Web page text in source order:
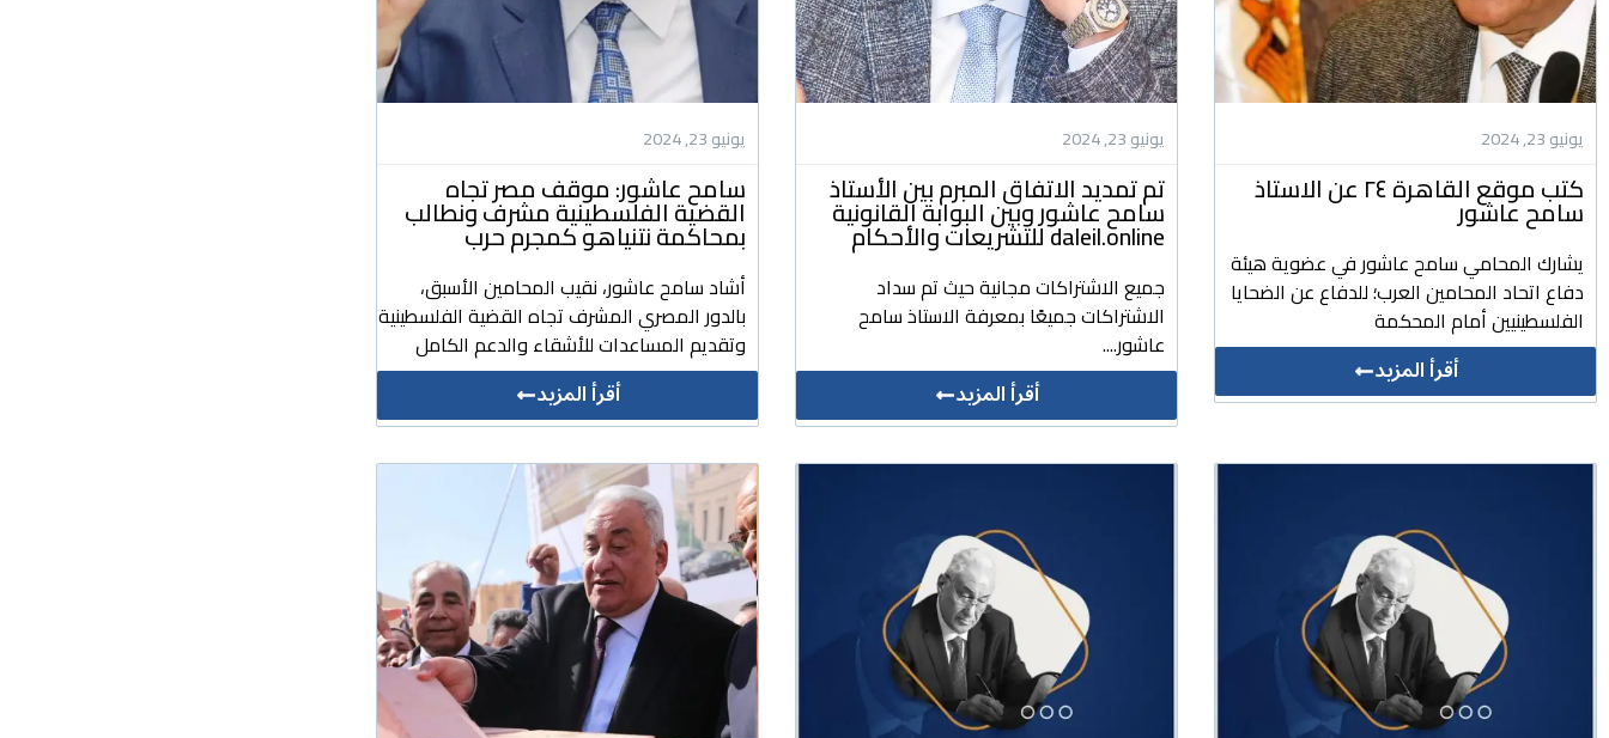
يونيو 23, 2024
كتب موقع القاهرة ٢٤ عن الاستاذ
سامح عاشور
يشارك المحامي سامح عاشور في عضوية هيئة
دفاع اتحاد المحامين العرب؛ للدفاع عن الضحايا
الفلسطينيين أمام المحكمة
أقرأ المزيد
يونيو 23, 2024
تم تمديد الاتفاق المبرم بين الأستاذ
سامح عاشور وبين البوابة القانونية
daleil.online للتشريعات والأحكام
جميع الاشتراكات مجانية حيث تم سداد
الاشتراكات جميعًا بمعرفة الاستاذ سامح
عاشور....
أقرأ المزيد
يونيو 23, 2024
سامح عاشور: موقف مصر تجاه
القضية الفلسطينية مشرف ونطالب
بمحاكمة نتنياهو كمجرم حرب
أشاد سامح عاشور، نقيب المحامين الأسبق،
بالدور المصري المشرف تجاه القضية الفلسطينية
وتقديم المساعدات للأشقاء والدعم الكامل
أقرأ المزيد